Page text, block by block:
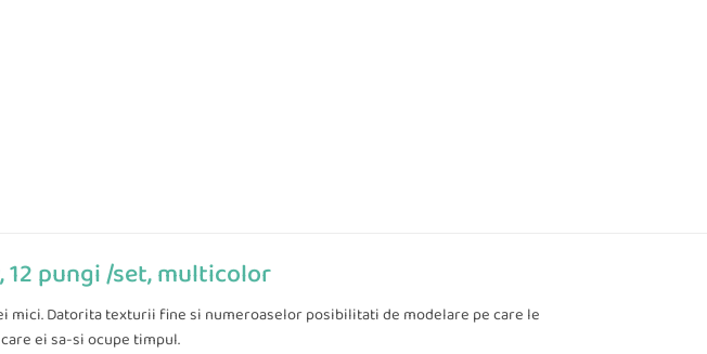
pungi /set, multicolor
mici. Datorita texturii fine si numeroaselor posibilitati de modelare pe care le
ei sa-si ocupe timpul.